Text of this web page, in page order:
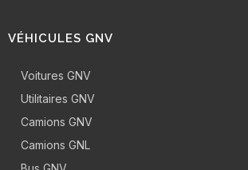
VÉHICULES GNV
Voitures GNV
Utilitaires GNV
Camions GNV
Camions GNL